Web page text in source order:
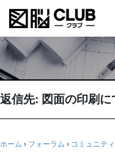
返信先: 図面の印刷に
ホーム › フォーラム › コミュニティ